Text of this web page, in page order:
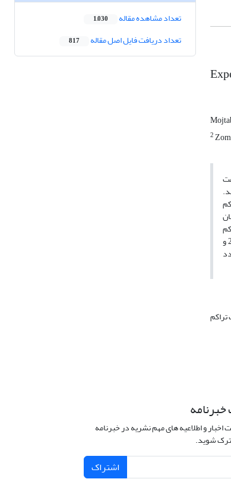
2
نسبت به قسمت خشک آن، دارای مقاومت بیشتری در برابر فرسایش می‌باشند، که تنش برشی بحرانی مربوط به قسمت تر نسبت به قسمت خشک منحنی‌های تراکم، حداقل 2/1 و
تعداد مشاهده مقاله 1,030
تعداد دریافت فایل اصل مقاله 817
اخبار و اطلاعیه های مهم نشریه در خبرنامه
شوید.
اشتراک